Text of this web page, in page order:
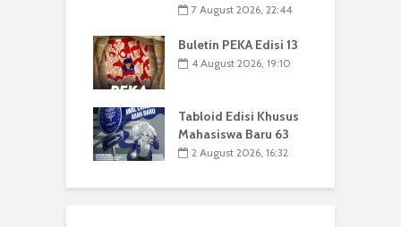
7 August 2026, 22:44
Buletin PEKA Edisi 13
4 August 2026, 19:10
Tabloid Edisi Khusus
Mahasiswa Baru 63
2 August 2026, 16:32